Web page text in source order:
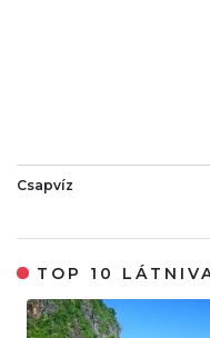
Csapvíz
TOP 10